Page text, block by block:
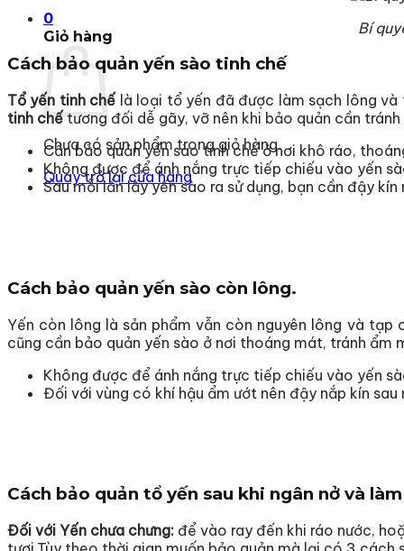
0
Giỏ hàng
Chưa có sản phẩm trong giỏ hàng.
Quay trở lại cửa hàng
Bí
Cách bảo quản yến sào tinh chế
Tổ yến tinh chế là loại tổ yến đã được làm sạch lông
tinh chế tương đối dễ gãy, vỡ nên khi bảo quản cần
Cần bảo quản yến sào tinh chế ở nơi khô ráo,
Không được để ánh nắng trực tiếp chiếu vào yến
Sau mỗi lần lấy yến sào ra sử dụng, bạn cần đậy
Cách bảo quản yến sào còn lông.
Yến còn lông là sản phẩm vẫn còn nguyên lông và
cũng cần bảo quản yến sào ở nơi thoáng mát, tránh ẩm
Không được để ánh nắng trực tiếp chiếu vào yến
Đối với vùng có khí hậu ẩm ướt nên đậy nắp kín sau
Cách bảo quản tổ yến sau khi ngân nở và
Đối với Yến chưa chưng: để vào ray đến khi ráo nước,